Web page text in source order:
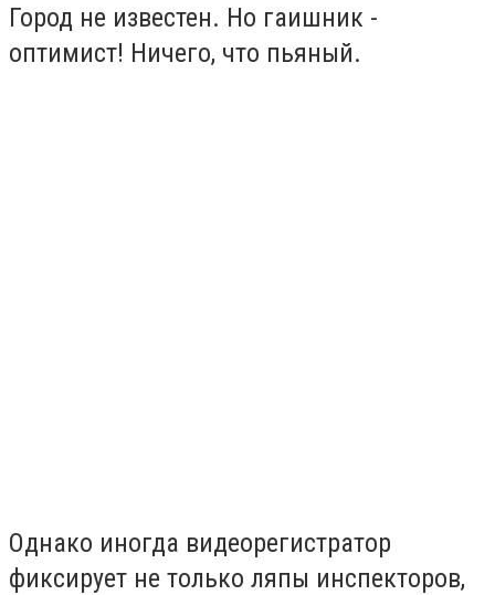
Город не известен. Но гаишник -
оптимист! Ничего, что пьяный.
Однако иногда видеорегистратор
фиксирует не только ляпы инспекторов,